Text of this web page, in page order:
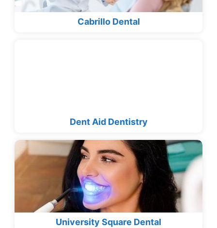
Cabrillo Dental
Dent Aid Dentistry
University Square Dental